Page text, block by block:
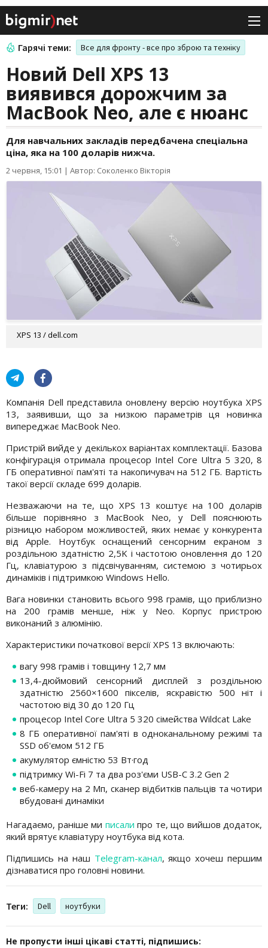
Гарячі теми: Все для фронту - все про зброю та техніку
Новий Dell XPS 13
виявився дорожчим за
MacBook Neo, але є нюанс
Для навчальних закладів передбачена спеціальна
ціна, яка на 100 доларів нижча.
2 червня, 15:01 | Автор: Соколенко Вікторія
XPS 13 / dell.com
Компанія Dell представила оновлену версію ноутбука XPS
13, заявивши, що за низкою параметрів ця новинка
випереджає MacBook Neo.
Пристрій вийде у декількох варіантах комплектації. Базова
конфігурація отримала процесор Intel Core Ultra 5 320, 8
ГБ оперативної пам'яті та накопичувач на 512 ГБ. Вартість
такої версії складе 699 доларів.
Незважаючи на те, що XPS 13 коштує на 100 доларів
більше порівняно з MacBook Neo, у Dell пояснюють
різницю набором можливостей, яких немає у конкурента
від Apple. Ноутбук оснащений сенсорним екраном з
роздільною здатністю 2,5K і частотою оновлення до 120
Гц, клавіатурою з підсвічуванням, системою з чотирьох
динаміків і підтримкою Windows Hello.
Вага новинки становить всього 998 грамів, що приблизно
на 200 грамів менше, ніж у Neo. Корпус пристрою
виконаний з алюмінію.
Характеристики початкової версії XPS 13 включають:
вагу 998 грамів і товщину 12,7 мм
13,4-дюймовий сенсорний дисплей з роздільною
здатністю 2560×1600 пікселів, яскравістю 500 ніт і
частотою від 30 до 120 Гц
процесор Intel Core Ultra 5 320 сімейства Wildcat Lake
8 ГБ оперативної пам'яті в одноканальному режимі та
SSD об'ємом 512 ГБ
акумулятор ємністю 53 Вт·год
підтримку Wi-Fi 7 та два роз'єми USB-C 3.2 Gen 2
веб-камеру на 2 Мп, сканер відбитків пальців та чотири
вбудовані динаміки
Нагадаємо, раніше ми писали про те, що вийшов додаток,
який врятує клавіатуру ноутбука від кота.
Підпишись на наш Telegram-канал, якщо хочеш першим
дізнаватися про головні новини.
Теги: Dell ноутбуки
Не пропусти інші цікаві статті, підпишись: